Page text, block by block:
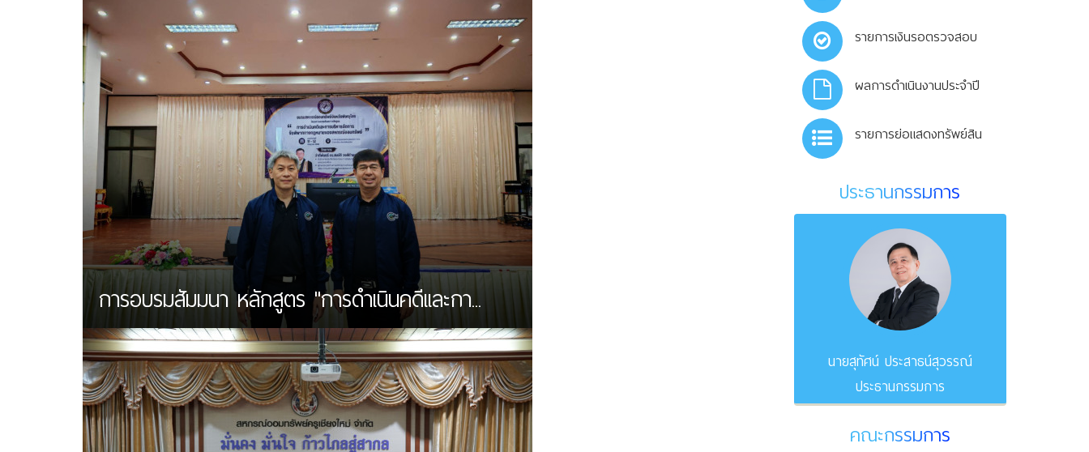
การอบรมสัมมนา หลักสูตร "การดำเนินคดีเเละกา...
รายการเงินรอตรวจสอบ
ผลการดำเนินงานประจำปี
รายการย่อแสดงทรัพย์สิน
ประธานกรรมการ
นายสุทัศน์ ประสาธน์สุวรรณ์
ประธานกรรมการ
คณะกรรมการ